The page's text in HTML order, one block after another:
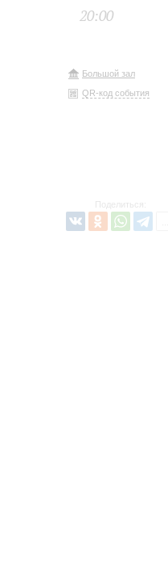
20:00
Большой зал
QR-код события
Поделиться: